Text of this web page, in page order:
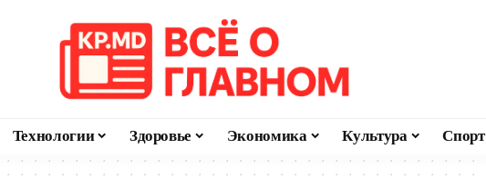
Технологии Здоровье Экономика Культура Спорт